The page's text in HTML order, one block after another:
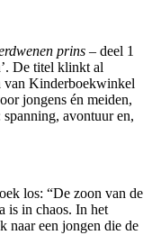
prins – deel 1
De titel klinkt al
van Kinderboekwinkel
jongens én meiden,
avontuur en,
los: “De zoon van de
is in chaos. In het
naar een jongen die de